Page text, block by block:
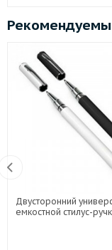
Двусторонний
емкостной стилус-